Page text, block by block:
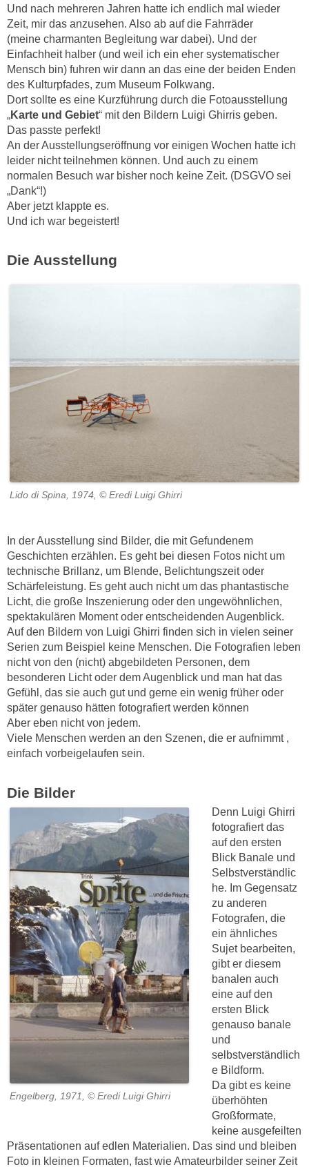
Und nach mehreren Jahren hatte ich endlich mal wieder
Zeit, mir das anzusehen. Also ab auf die Fahrräder
(meine charmanten Begleitung war dabei). Und der
Einfachheit halber (und weil ich ein eher systematischer
Mensch bin) fuhren wir dann an das eine der beiden Enden
des Kulturpfades, zum Museum Folkwang.
Dort sollte es eine Kurzführung durch die Fotoausstellung
„Karte und Gebiet“ mit den Bildern Luigi Ghirris geben.
Das passte perfekt!
An der Ausstellungseröffnung vor einigen Wochen hatte ich
leider nicht teilnehmen können. Und auch zu einem
normalen Besuch war bisher noch keine Zeit. (DSGVO sei
„Dank“!)
Aber jetzt klappte es.
Und ich war begeistert!
Die Ausstellung
Lido di Spina, 1974, © Eredi Luigi Ghirri
In der Ausstellung sind Bilder, die mit Gefundenem
Geschichten erzählen. Es geht bei diesen Fotos nicht um
technische Brillanz, um Blende, Belichtungszeit oder
Schärfeleistung. Es geht auch nicht um das phantastische
Licht, die große Inszenierung oder den ungewöhnlichen,
spektakulären Moment oder entscheidenden Augenblick.
Auf den Bildern von Luigi Ghirri finden sich in vielen seiner
Serien zum Beispiel keine Menschen. Die Fotografien leben
nicht von den (nicht) abgebildeten Personen, dem
besonderen Licht oder dem Augenblick und man hat das
Gefühl, das sie auch gut und gerne ein wenig früher oder
später genauso hätten fotografiert werden können
Aber eben nicht von jedem.
Viele Menschen werden an den Szenen, die er aufnimmt ,
einfach vorbeigelaufen sein.
Die Bilder
Engelberg, 1971, © Eredi Luigi Ghirri
Denn Luigi Ghirri
fotografiert das
auf den ersten
Blick Banale und
Selbstverständlic
he. Im Gegensatz
zu anderen
Fotografen, die
ein ähnliches
Sujet bearbeiten,
gibt er diesem
banalen auch
eine auf den
ersten Blick
genauso banale
und
selbstverständlich
e Bildform.
Da gibt es keine
überhöhten
Großformate,
keine ausgefeilten
Präsentationen auf edlen Materialien. Das sind und bleiben
Foto in kleinen Formaten, fast wie Amateurbilder seiner Zeit